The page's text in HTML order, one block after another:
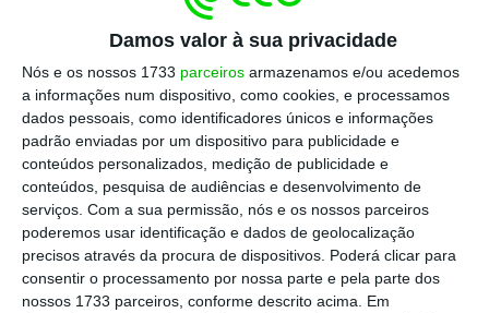
Damos valor à sua privacidade
Nós e os nossos 1733 parceiros armazenamos e/ou acedemos
a informações num dispositivo, como cookies, e processamos
dados pessoais, como identificadores únicos e informações
padrão enviadas por um dispositivo para publicidade e
conteúdos personalizados, medição de publicidade e
conteúdos, pesquisa de audiências e desenvolvimento de
serviços. Com a sua permissão, nós e os nossos parceiros
poderemos usar identificação e dados de geolocalização
precisos através da procura de dispositivos. Poderá clicar para
consentir o processamento por nossa parte e pela parte dos
nossos 1733 parceiros, conforme descrito acima. Em
https://eco.sapo.pt/quote/garrett-camp-quero-carregar-num-botao-e-arranjar-boleia-e-que-seja-11/ Copiar
Assine o ECO Premium
No momento em que a informação é
mais importante do que nunca, apoie
o jornalismo independente e rigoroso.
De que forma? Assine o ECO Premium e